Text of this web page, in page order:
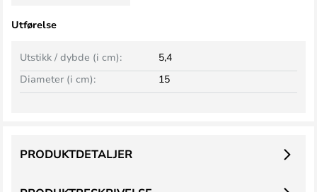
Utførelse
Utstikk / dybde (i cm):
5,4
Diameter (i cm):
15
PRODUKTDETALJER